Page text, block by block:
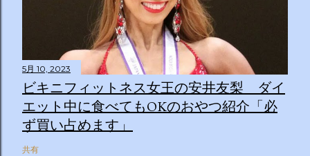
5月 10, 2023
ビキニフィットネス女王の安井友梨 ダイ
エット中に食べてもOKのおやつ紹介「必
ず買い占めます」
共有